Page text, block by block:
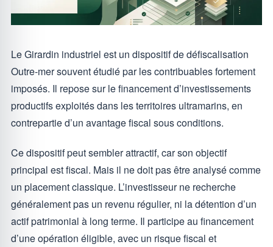
Le Girardin industriel est un dispositif de défiscalisation
Outre-mer souvent étudié par les contribuables fortement
imposés. Il repose sur le financement d’investissements
productifs exploités dans les territoires ultramarins, en
contrepartie d’un avantage fiscal sous conditions.
Ce dispositif peut sembler attractif, car son objectif
principal est fiscal. Mais il ne doit pas être analysé comme
un placement classique. L’investisseur ne recherche
généralement pas un revenu régulier, ni la détention d’un
actif patrimonial à long terme. Il participe au financement
d’une opération éligible, avec un risque fiscal et